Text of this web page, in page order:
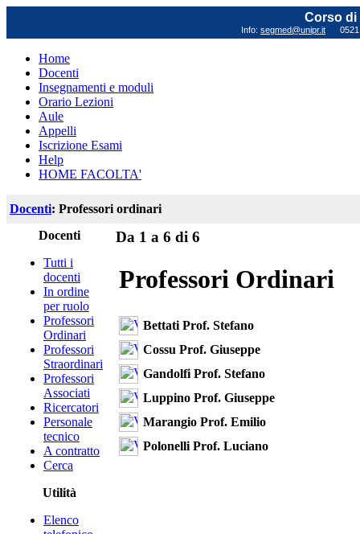
Corso di
Info: segmed@unipr.it
Home
Docenti
Insegnamenti e moduli
Orario Lezioni
Aule
Appelli
Iscrizione Esami
Help
HOME FACOLTA'
Docenti: Professori ordinari
Docenti
Tutti i
docenti
In ordine
per ruolo
Professori
Ordinari
Professori
Straordinari
Professori
Associati
Ricercatori
Personale
tecnico
A contratto
Cerca
Utilità
Elenco
Da 1 a 6 di 6
Professori Ordinari
Bettati Prof. Stefano
Cossu Prof. Giuseppe
Gandolfi Prof. Stefano
Luppino Prof. Giuseppe
Marangio Prof. Emilio
Polonelli Prof. Luciano